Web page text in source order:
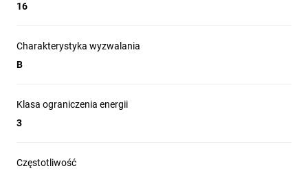
16
Charakterystyka wyzwalania
B
Klasa ograniczenia energii
3
Częstotliwość